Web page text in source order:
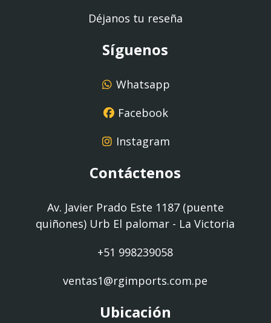
Déjanos tu reseña
Síguenos
Whatsapp
Facebook
Instagram
Contáctenos
Av. Javier Prado Este 1187 (puente
quiñones) Urb El palomar - La Victoria
+51 998239058
ventas1@rgimports.com.pe
Ubicación